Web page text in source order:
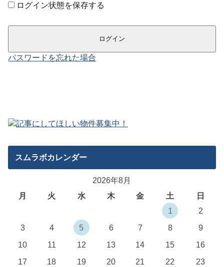
ログイン状態を保存する
パスワードを忘れた場合
スムラボカレンダー
2026年8月
月
火 水 木 金 土
日
1
2
3
4 5 6 7 8
9
10
11 12 13 14 15
16
17
18 19 20 21 22
23